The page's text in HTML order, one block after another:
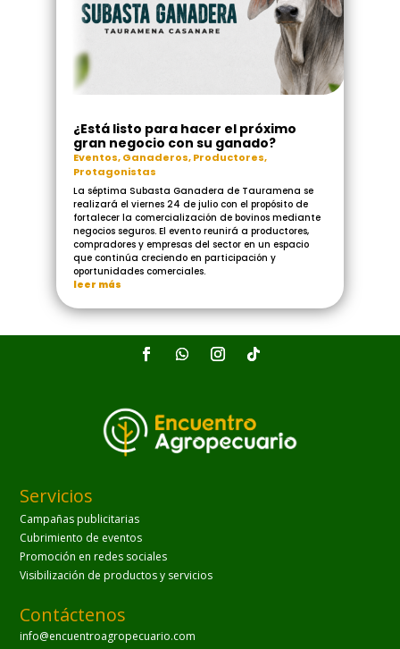
¿Está listo para hacer el próximo
gran negocio con su ganado?
Eventos,Ganaderos,Productores,
Protagonistas
La séptima Subasta Ganadera de Tauramena se
realizará el viernes 24 de julio con el propósito de
fortalecer la comercialización de bovinos mediante
negocios seguros. El evento reunirá a productores,
compradores y empresas del sector en un espacio
que continúa creciendo en participación y
oportunidades comerciales.
leer más
Servicios
Campañas publicitarias
Cubrimiento de eventos
Promoción en redes sociales
Visibilización de productos y servicios
Contáctenos
info@encuentroagropecuario.com